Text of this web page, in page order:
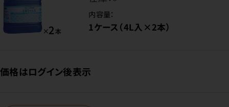
内容量：
1ケース（4L入×2本）
価格はログイン後表示